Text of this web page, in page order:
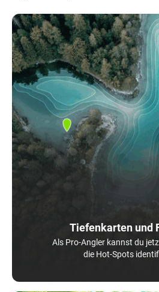
Tiefenkarten und
Als Pro-Angler kannst du
die Hot-Spots